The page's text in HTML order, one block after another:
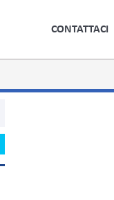
CONTATTACI